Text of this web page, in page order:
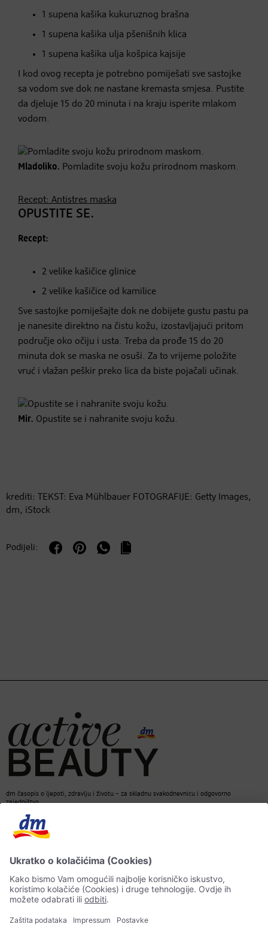
1 supena kašika kukuruznog brašna
1 supena kašika ulja pšenišnih klica
1 supena kašika ulja košpica kajsije
I kod ovog recepta je potrebno pomiješati sve sastojke
sa vodom sve dok ne nastane kremasta smjesa. Pustite
da djeluje 15 do 20 minuta i na kraju isperite mlakom
vodom.
Mladoliko. Pomladite svoju kožu prirodnom maskom.
Recept: Antistres maska
OPUSTITE SE.
Recept:
2 velike kašičice glinice
2 velike kašičice od kamilice
Sve sastojke pomiješajte dok ne dobijete gustu pastu pa
je nanesite direktno na čistu kožu, izostavljajući pritom
područje oko očiju i usta. Treba da prođe 15 do 20
minuta dok se maska ne osuši. Za to vrijeme položite
vruć i vlažan peškir preko lica da biste pojačali učinak.
Mir. Opustite se i nahranite svoju kožu.
krediti: TEKST: Eva Mühlbauer FOTOGRAFIJE: Getty Images,
dm, iStock
Podijeli:
dm časopis o ljepoti, zdravlju i životu – za skladnu svakodnevnicu i odgovorno
zajedništvo.